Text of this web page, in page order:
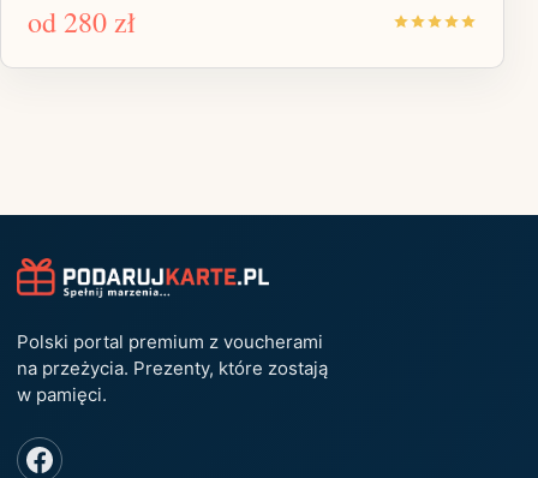
od 280 zł
Polski portal premium z voucherami
na przeżycia. Prezenty, które zostają
w pamięci.